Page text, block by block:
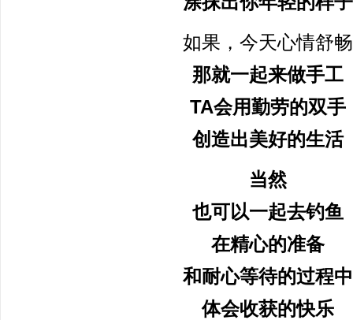
如果，今天心情舒畅
那就一起来做手工
TA会用勤劳的双手
创造出美好的生活
当然
也可以一起去钓鱼
在精心的准备
和耐心等待的过程中
体会收获的快乐